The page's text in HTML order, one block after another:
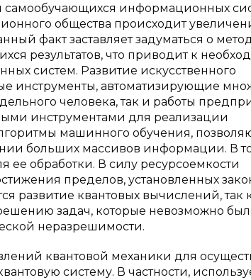
информационных
общества происходит
факт заставляет задуматься о
результатов, что приводит к
систем. Развитие искусственного
инструменты, автоматизирующие
человека, так и работы
инструментами для реализации
машинного обучения,
больших массивов информации. В
ее обработки. В силу ресурсоемкости
пределов, установленных
развитие квантовых вычислений, так
задач, которые невозможно
неразрешимости.
квантовой механики для
систему. В частности,